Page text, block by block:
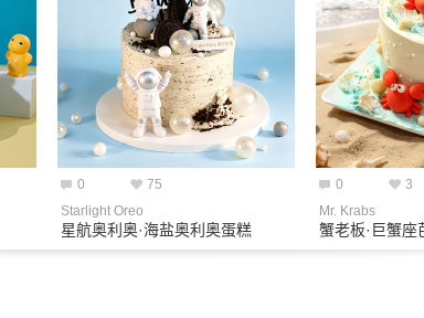
0
75
Starlight Oreo
星航奥利奥·海盐奥利奥蛋糕
0
3
Mr. Krabs
蟹老板·巨蟹座